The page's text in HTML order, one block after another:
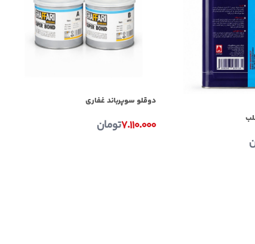
دوقلو سوپرباند غفاری
۷.۱۱۰.۰۰۰تومان